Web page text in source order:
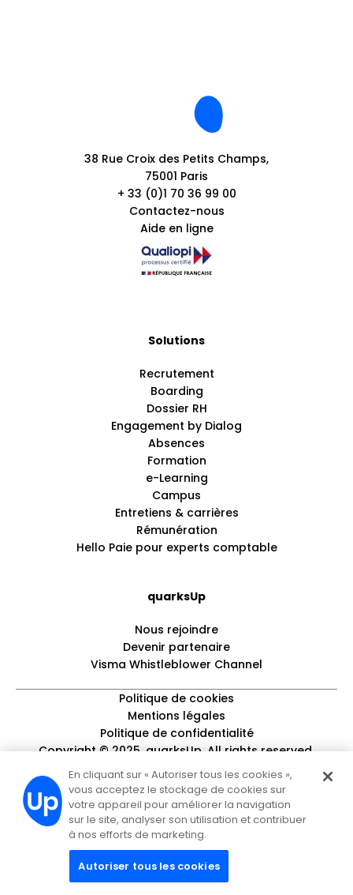
38 Rue Croix des Petits Champs,
75001 Paris
+ 33 (0)1 70 36 99 00
Contactez-nous
Aide en ligne
Solutions
Recrutement
Boarding
Dossier RH
Engagement by Dialog
Absences
Formation
e-Learning
Campus
Entretiens & carrières
Rémunération
Hello Paie pour experts comptable
quarksUp
Nous rejoindre
Devenir partenaire
Visma Whistleblower Channel
Politique de cookies
Mentions légales
Politique de confidentialité
Copyright © 2025, quarksUp. All rights reserved.
Visma Group
En cliquant sur « Autoriser tous les cookies »,
vous acceptez le stockage de cookies sur
votre appareil pour améliorer la navigation
sur le site, analyser son utilisation et contribuer
à nos efforts de marketing.
Autoriser tous les cookies